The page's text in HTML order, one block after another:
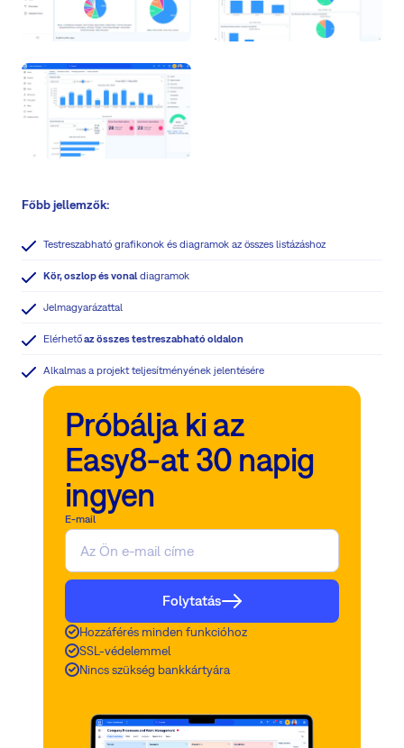
Főbb jellemzők:
Testreszabható grafikonok és diagramok az összes listázáshoz
Kör, oszlop és vonaldiagramok
Jelmagyarázattal
Elérhetőaz összes testreszabható oldalon
Alkalmas a projekt teljesítményének jelentésére
Próbálja ki az
Easy8-at 30 napig
ingyen
E-mail
Folytatás
Hozzáférés minden funkcióhoz
SSL-védelemmel
Nincs szükség bankkártyára